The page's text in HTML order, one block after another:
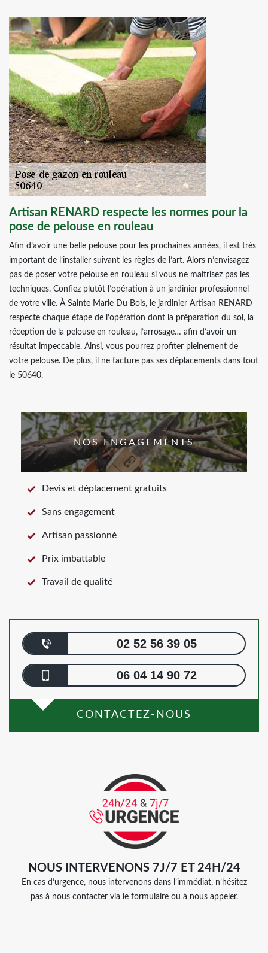
Artisan RENARD respecte les normes pour la
pose de pelouse en rouleau
Afin d’avoir une belle pelouse pour les prochaines années, il est très
important de l’installer suivant les règles de l’art. Alors n’envisagez
pas de poser votre pelouse en rouleau si vous ne maitrisez pas les
techniques. Confiez plutôt l’opération à un jardinier professionnel
de votre ville. À Sainte Marie Du Bois, le jardinier Artisan RENARD
respecte chaque étape de l’opération dont la préparation du sol, la
réception de la pelouse en rouleau, l’arrosage… afin d’avoir un
résultat impeccable. Ainsi, vous pourrez profiter pleinement de
votre pelouse. De plus, il ne facture pas ses déplacements dans tout
le 50640.
NOS ENGAGEMENTS
Devis et déplacement gratuits
Sans engagement
Artisan passionné
Prix imbattable
Travail de qualité
02 52 56 39 05
06 04 14 90 72
CONTACTEZ-NOUS
NOUS INTERVENONS 7J/7 ET 24H/24
En cas d’urgence, nous intervenons dans l’immédiat, n’hésitez
pas à nous contacter via le formulaire ou à nous appeler.